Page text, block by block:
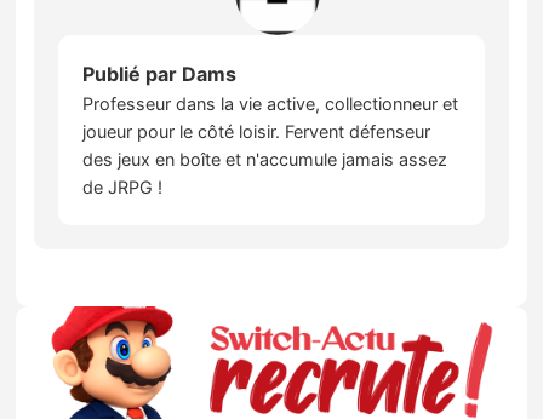
Publié par Dams
Professeur dans la vie active, collectionneur et
joueur pour le côté loisir. Fervent défenseur
des jeux en boîte et n'accumule jamais assez
de JRPG !